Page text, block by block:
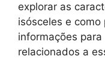
explorar as
isósceles e
informações
relacionados a